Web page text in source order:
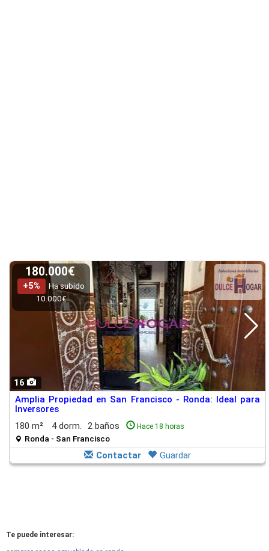
16
180.000€
+5%
Ha subido
10.000€
Amplia Propiedad en San Francisco - Ronda: Ideal para
Inversores
180 m²
4 dorm. 2 baños Hace 18 horas
Ronda - San Francisco
Contactar Guardar
Te puede interesar: